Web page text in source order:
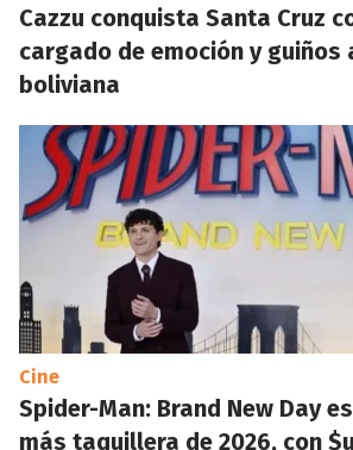
Cazzu conquista Santa Cruz
cargado de emoción y guiños
boliviana
Cine
Spider-Man: Brand New Day
más taquillera de 2026, con